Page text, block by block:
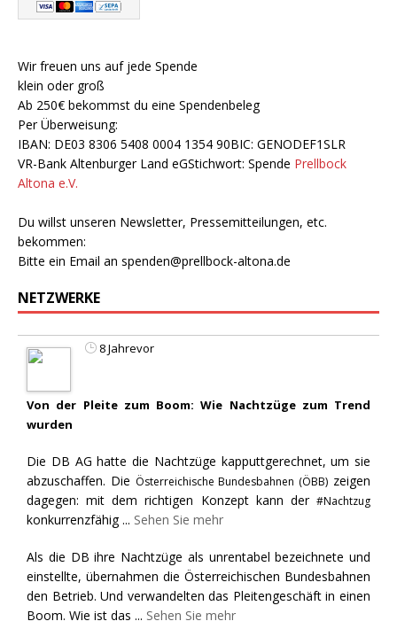
Wir freuen uns auf jede Spende
klein oder groß
Ab 250€ bekommst du eine Spendenbeleg
Per Überweisung:
IBAN: DE03 8306 5408 0004 1354 90BIC: GENODEF1SLR
VR-Bank Altenburger Land eGStichwort: Spende Prellbock
Altona e.V.
Du willst unseren Newsletter, Pressemitteilungen, etc.
bekommen:
Bitte ein Email an spenden@prellbock-altona.de
NETZWERKE
8 Jahrevor
Von der Pleite zum Boom: Wie Nachtzüge zum Trend
wurden
Die DB AG hatte die Nachtzüge kapputtgerechnet, um sie
abzuschaffen. Die Österreichische Bundesbahnen (ÖBB) zeigen
dagegen: mit dem richtigen Konzept kann der #Nachtzug
konkurrenzfähig ... Sehen Sie mehr
Als die DB ihre Nachtzüge als unrentabel bezeichnete und
einstellte, übernahmen die Österreichischen Bundesbahnen
den Betrieb. Und verwandelten das Pleitengeschäft in einen
Boom. Wie ist das ... Sehen Sie mehr